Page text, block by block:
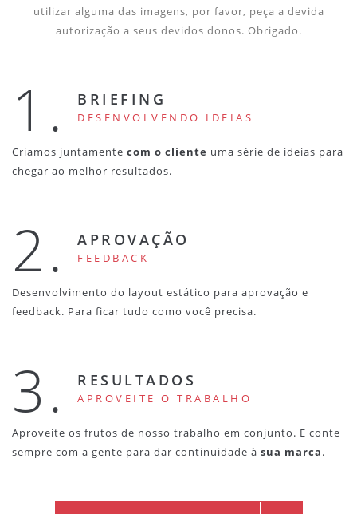
utilizar alguma das imagens, por favor, peça a devida
autorização a seus devidos donos. Obrigado.
1. BRIEFING
DESENVOLVENDO IDEIAS
Criamos juntamente com o cliente uma série de ideias para
chegar ao melhor resultados.
2. APROVAÇÃO
FEEDBACK
Desenvolvimento do layout estático para aprovação e
feedback. Para ficar tudo como você precisa.
3. RESULTADOS
APROVEITE O TRABALHO
Aproveite os frutos de nosso trabalho em conjunto. E conte
sempre com a gente para dar continuidade à sua marca.